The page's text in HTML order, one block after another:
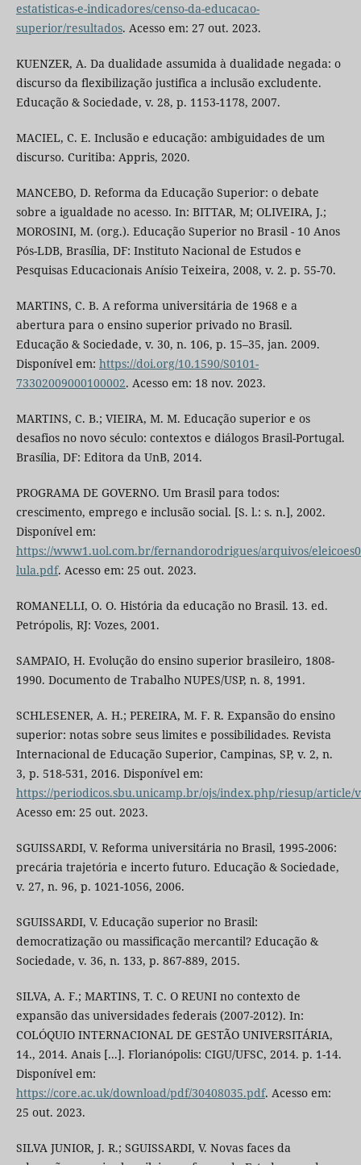
estatisticas-e-indicadores/censo-da-educacao-
superior/resultados. Acesso em: 27 out. 2023.
KUENZER, A. Da dualidade assumida à dualidade negada: o
discurso da flexibilização justifica a inclusão excludente.
Educação & Sociedade, v. 28, p. 1153-1178, 2007.
MACIEL, C. E. Inclusão e educação: ambiguidades de um
discurso. Curitiba: Appris, 2020.
MANCEBO, D. Reforma da Educação Superior: o debate
sobre a igualdade no acesso. In: BITTAR, M; OLIVEIRA, J.;
MOROSINI, M. (org.). Educação Superior no Brasil - 10 Anos
Pós-LDB, Brasília, DF: Instituto Nacional de Estudos e
Pesquisas Educacionais Anísio Teixeira, 2008, v. 2. p. 55-70.
MARTINS, C. B. A reforma universitária de 1968 e a
abertura para o ensino superior privado no Brasil.
Educação & Sociedade, v. 30, n. 106, p. 15–35, jan. 2009.
Disponível em: https://doi.org/10.1590/S0101-
73302009000100002. Acesso em: 18 nov. 2023.
MARTINS, C. B.; VIEIRA, M. M. Educação superior e os
desafios no novo século: contextos e diálogos Brasil-Portugal.
Brasília, DF: Editora da UnB, 2014.
PROGRAMA DE GOVERNO. Um Brasil para todos:
crescimento, emprego e inclusão social. [S. l.: s. n.], 2002.
Disponível em:
https://www1.uol.com.br/fernandorodrigues/arquivos/
lula.pdf. Acesso em: 25 out. 2023.
ROMANELLI, O. O. História da educação no Brasil. 13. ed.
Petrópolis, RJ: Vozes, 2001.
SAMPAIO, H. Evolução do ensino superior brasileiro, 1808-
1990. Documento de Trabalho NUPES/USP, n. 8, 1991.
SCHLESENER, A. H.; PEREIRA, M. F. R. Expansão do ensino
superior: notas sobre seus limites e possibilidades. Revista
Internacional de Educação Superior, Campinas, SP, v. 2, n.
3, p. 518-531, 2016. Disponível em:
https://periodicos.sbu.unicamp.br/ojs/index.php/riesup/article/
Acesso em: 25 out. 2023.
SGUISSARDI, V. Reforma universitária no Brasil, 1995-2006:
precária trajetória e incerto futuro. Educação & Sociedade,
v. 27, n. 96, p. 1021-1056, 2006.
SGUISSARDI, V. Educação superior no Brasil:
democratização ou massificação mercantil? Educação &
Sociedade, v. 36, n. 133, p. 867-889, 2015.
SILVA, A. F.; MARTINS, T. C. O REUNI no contexto de
expansão das universidades federais (2007-2012). In:
COLÓQUIO INTERNACIONAL DE GESTÃO UNIVERSITÁRIA,
14., 2014. Anais [...]. Florianópolis: CIGU/UFSC, 2014. p. 1-14.
Disponível em:
https://core.ac.uk/download/pdf/30408035.pdf. Acesso em:
25 out. 2023.
SILVA JUNIOR, J. R.; SGUISSARDI, V. Novas faces da